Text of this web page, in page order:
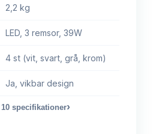
2,2 kg
LED, 3 remsor, 39W
4 st (vit, svart, grå, krom)
Ja, vikbar design
10 specifikationer›